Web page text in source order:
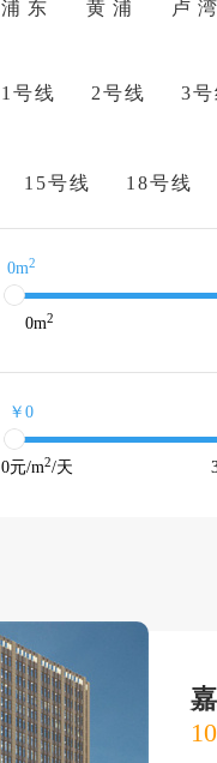
浦 东 黄 浦 卢 湾
1号线 2号线 3号
15号线 18号线
0m2
0m2
￥0
0元/m2/天